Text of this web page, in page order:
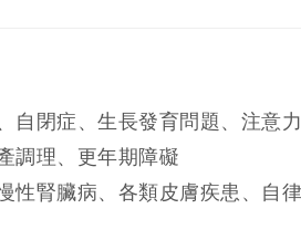
自閉症、生長發育問題、注意
調理、更年期障礙
性腎臟病、各類皮膚疾患、自